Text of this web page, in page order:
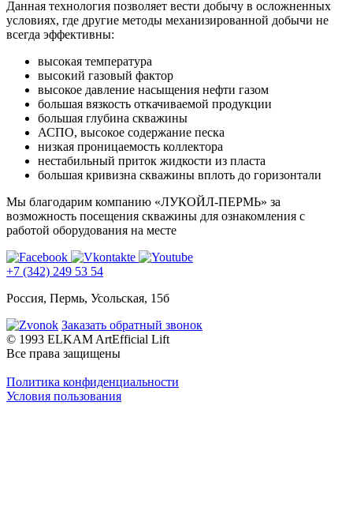
Данная технология позволяет вести добычу в осложненных
условиях, где другие методы механизированной добычи не
всегда эффективны:
высокая температура
высокий газовый фактор
высокое давление насыщения нефти газом
большая вязкость откачиваемой продукции
большая глубина скважины
АСПО, высокое содержание песка
низкая проницаемость коллектора
нестабильный приток жидкости из пласта
большая кривизна скважины вплоть до горизонтали
Мы благодарим компанию «ЛУКОЙЛ-ПЕРМЬ» за
возможность посещения скважины для ознакомления с
работой оборудования на месте
+7 (342) 249 53 54
Россия, Пермь, Усольская, 15б
Заказать обратный звонок
© 1993 ELKAM ArtEfficial Lift
Все права защищены
Политика конфиденциальности
Условия пользования